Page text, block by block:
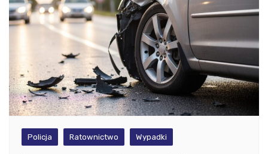
Policja Ratownictwo Wypadki